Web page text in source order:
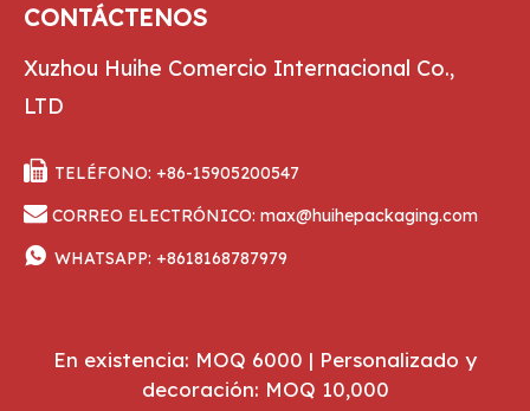
CONTÁCTENOS
Xuzhou Huihe Comercio Internacional Co.,
LTD
 TELÉFONO: +86-15905200547
 CORREO ELECTRÓNICO: max@huihepackaging.com
 WHATSAPP: +8618168787979
En existencia: MOQ 6000 | Personalizado y
decoración: MOQ 10,000